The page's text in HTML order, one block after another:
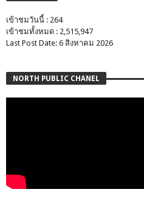
เข้าชมวันนี้ : 264
เข้าชมทั้งหมด : 2,515,947
Last Post Date: 6 สิงหาคม 2026
NORTH PUBLIC CHANEL